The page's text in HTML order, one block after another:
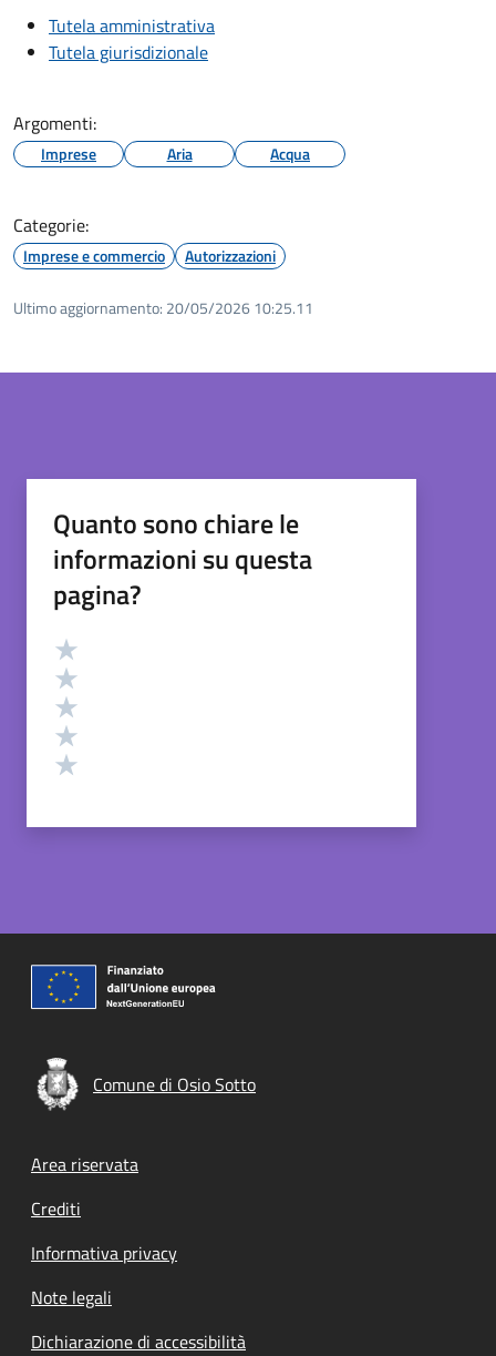
Tutela amministrativa
Tutela giurisdizionale
Argomenti:
Imprese Aria Acqua
Categorie:
Imprese e commercio Autorizzazioni
Ultimo aggiornamento: 20/05/2026 10:25.11
Quanto sono chiare le
informazioni su questa
pagina?
Valutazione
Comune di Osio Sotto
Footer menu
Area riservata
Crediti
Informativa privacy
Note legali
Dichiarazione di accessibilità